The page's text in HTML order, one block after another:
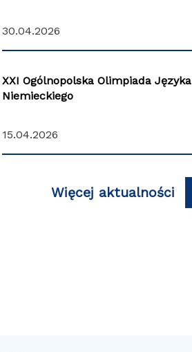
30.04.2026
XXI Ogólnopolska Olimpiada Języka
Niemieckiego
15.04.2026
Więcej aktualności